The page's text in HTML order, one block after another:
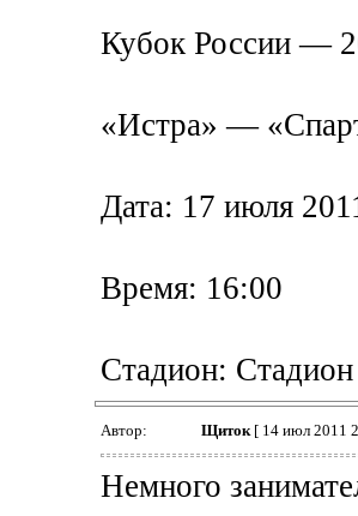
Кубок России —
«Истра» —
Дата: 17 июля
Время: 16:00
Стадион:
Автор: Щиток[ 14 июл 2011
Немного